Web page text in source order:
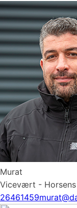
Murat
Vicevært - Horsens
26461459